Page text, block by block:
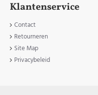
Klantenservice
Contact
Retourneren
Site Map
Privacybeleid